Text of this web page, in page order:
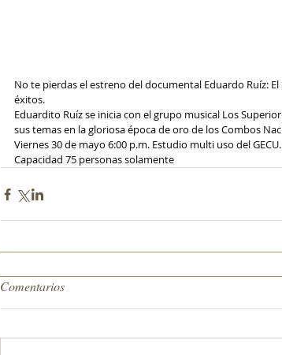
No te pierdas el estreno del documental Eduardo Ruíz:
éxitos.
Eduardito Ruíz se inicia con el grupo musical Los
sus temas en la gloriosa época de oro de los Combos
Viernes 30 de mayo 6:00 p.m. Estudio multi uso del GECU.
Capacidad 75 personas solamente
Comentarios